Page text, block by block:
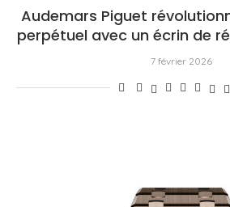
Audemars Piguet
perpétuel avec un écrin de
7 février 2026